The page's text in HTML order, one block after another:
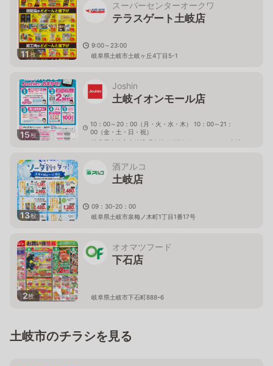
11枚
スーパーセンターオークワ
テラスゲート土岐店
9:00～23:00
岐阜県土岐市土岐ヶ丘4丁目5-1
15枚
Joshin
土岐イオンモール店
10：00～20：00（月・火・水・木） 10：00～21：
00（金・土・日・祝）
岐阜県土岐市土岐津町土岐口1372-1 イオンモール土岐
13枚
酒アルコ
土岐店
09：30-20：00
岐阜県土岐市泉梅ノ木町1丁目1番17号
2枚
オオマツフード
下石店
岐阜県土岐市下石町888ｰ6
土岐市のチラシを見る